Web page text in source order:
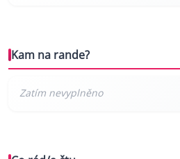
Kam na rande?